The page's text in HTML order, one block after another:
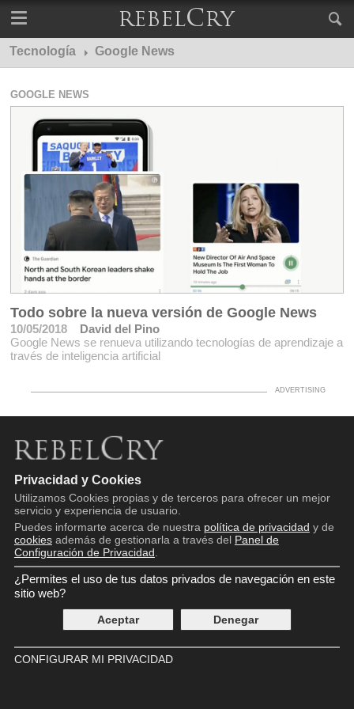
Tecnología Google News
GOOGLE NEWS
Todo sobre la nueva versión de Google News
10/05/2018
David del Pino
Google News se renueva utilizando tecnologías de aprendizaje a
través de inteligencia artificial
Copyright © 2016 - 2026
Aviso legal
Política de privacidad
Política de cookies
Panel de Control de Privacidad
Contácto
Privacidad y Cookies
Utilizamos Cookies propias y de terceros para ofrecer un mejor
servicio y experiencia de usuario.
Puedes informarte acerca de nuestra política de privacidad y de
cookiesademás de gestionarla a través del Panel de
Configuración de Privacidad
¿Permites el uso de tus datos privados de navegación en este
sitio web?
Aceptar Denegar
CONFIGURAR MI PRIVACIDAD